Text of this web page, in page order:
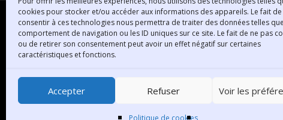
cookies pour stocker et/ou accéder aux informations des appareils. Le fait de
consentir à ces technologies nous permettra de traiter des données telles
comportement de navigation ou les ID uniques sur ce site. Le fait de ne pas
ou de retirer son consentement peut avoir un effet négatif sur certaines
caractéristiques et fonctions.
Accepter Refuser Voir les
Politique de cookies
30